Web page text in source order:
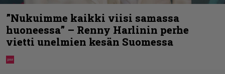
”Nukuimme kaikki viisi samassa
huoneessa” – Renny Harlinin perhe
vietti unelmien kesän Suomessa